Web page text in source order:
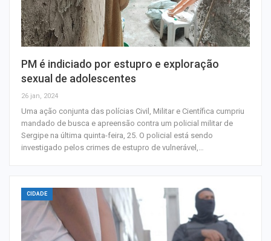
PM é indiciado por estupro e exploração
sexual de adolescentes
26 jan, 2024
Uma ação conjunta das polícias Civil, Militar e Científica cumpriu
mandado de busca e apreensão contra um policial militar de
Sergipe na última quinta-feira, 25. O policial está sendo
investigado pelos crimes de estupro de vulnerável,…
CIDADE